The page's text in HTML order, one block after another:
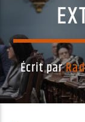
Écrit par